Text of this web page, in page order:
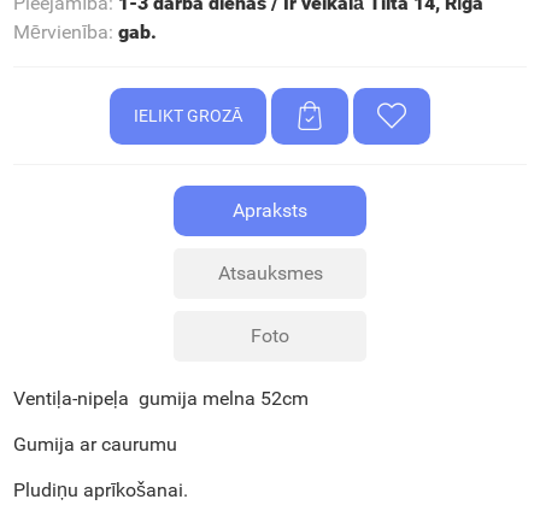
Mērvienība: gab.
Apraksts
Atsauksmes
Foto
Ventiļa-nipeļa gumija melna 52cm
Gumija ar caurumu
Pludiņu aprīkošanai.